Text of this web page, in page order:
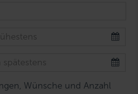
Wünsche und Anzahl